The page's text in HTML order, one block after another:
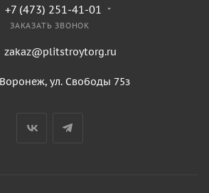
+7 (473) 251-41-01
ЗАКАЗАТЬ ЗВОНОК
zakaz@plitstroytorg.ru
Воронеж, ул. Свободы 75з